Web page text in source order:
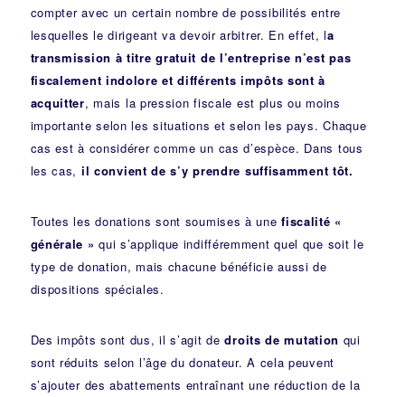
compter avec un certain nombre de possibilités entre
lesquelles le dirigeant va devoir arbitrer. En effet, la
transmission à titre gratuit de l’entreprise n’est pas
fiscalement indolore et différents impôts sont à
acquitter, mais la pression fiscale est plus ou moins
importante selon les situations et selon les pays. Chaque
cas est à considérer comme un cas d’espèce. Dans tous
les cas, il convient de s’y prendre suffisamment tôt.
Toutes les donations sont soumises à unefiscalité «
générale » qui s’applique indifféremment quel que soit le
type de donation, mais chacune bénéficie aussi de
dispositions spéciales.
Des impôts sont dus, il s’agit dedroits de mutation qui
sont réduits selon l’âge du donateur. A cela peuvent
s’ajouter des abattements entraînant une réduction de la